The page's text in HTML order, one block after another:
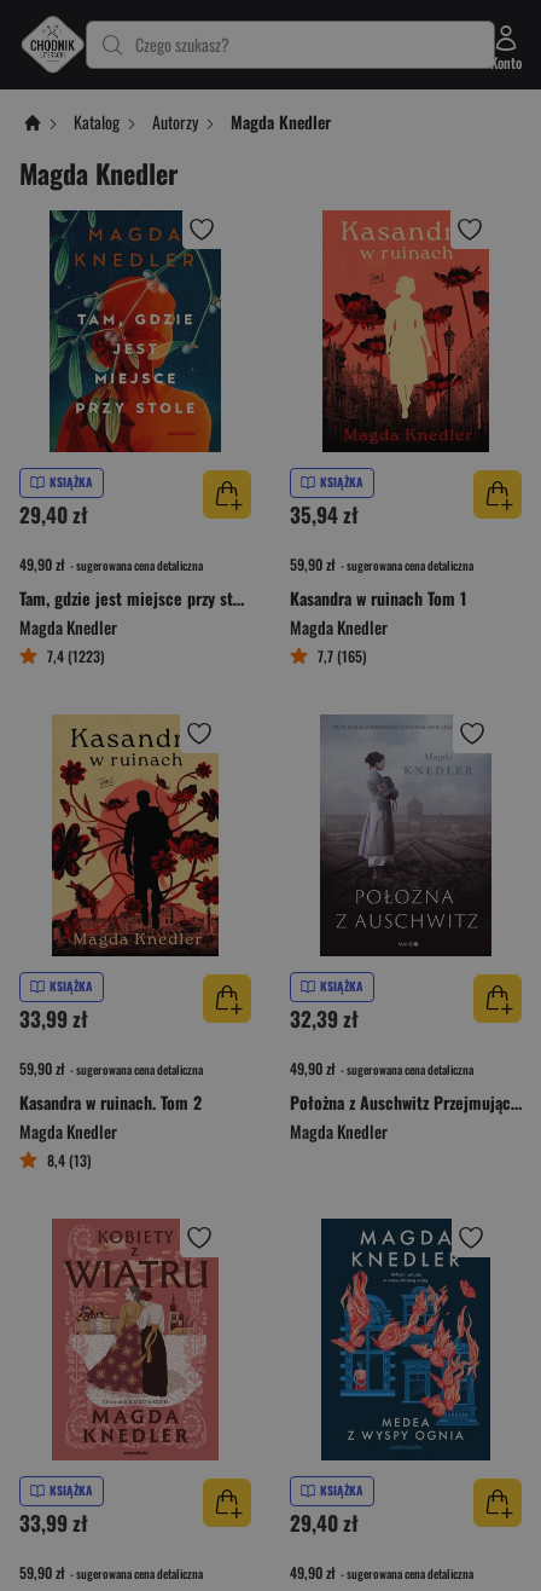
Czego szukasz?
Konto
Katalog Autorzy Magda Knedler
Magda Knedler
KSIĄŻKA
29,40 zł
49,90 zł - sugerowana cena detaliczna
Tam, gdzie jest miejsce przy stole
Magda Knedler
7,4 (1223)
KSIĄŻKA
35,94 zł
59,90 zł - sugerowana cena detaliczna
Kasandra w ruinach Tom 1
Magda Knedler
7,7 (165)
KSIĄŻKA
33,99 zł
59,90 zł - sugerowana cena detaliczna
Kasandra w ruinach. Tom 2
Magda Knedler
8,4 (13)
KSIĄŻKA
32,39 zł
49,90 zł - sugerowana cena detaliczna
Położna z Auschwitz Przejmująca opowieść o Stanisławie Leszczyńskiej
Magda Knedler
KSIĄŻKA
33,99 zł
59,90 zł - sugerowana cena detaliczna
KSIĄŻKA
29,40 zł
49,90 zł - sugerowana cena detaliczna